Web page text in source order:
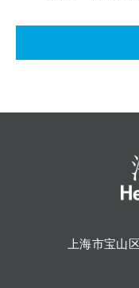
上海市宝山